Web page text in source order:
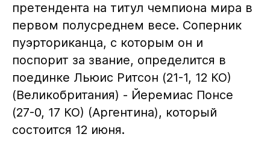
претендента на титул чемпиона мира в
первом полусреднем весе. Соперник
пуэрториканца, с которым он и
поспорит за звание, определится в
поединке Льюис Ритсон (21-1, 12 КО)
(Великобритания) - Йеремиас Понсе
(27-0, 17 КО) (Аргентина), который
состоится 12 июня.